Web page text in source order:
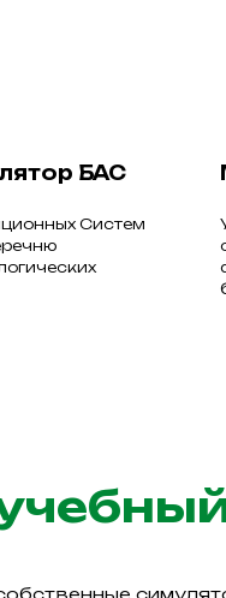
БАС
Систем